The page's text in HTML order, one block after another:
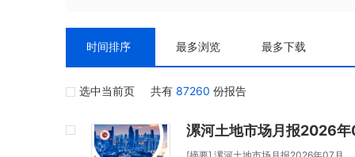
时间排序 最多浏览 最多下载
选中当前页 共有 87260 份报告
漯河土地市场月报2026